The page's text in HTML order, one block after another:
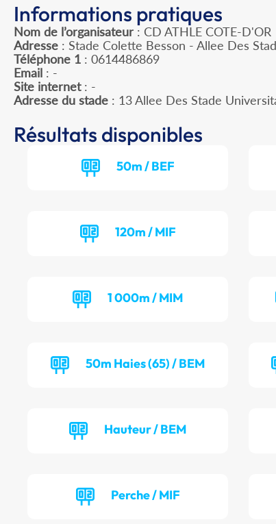
Informations pratiques
Nom de l’organisateur : CD ATHLE COTE-D'OR
Adresse : Stade Colette Besson - Allee Des
Téléphone 1 : 0614486869
Email : -
Site internet: -
Adresse du stade : 13 Allee Des Stade
Résultats disponibles
50m / BEF
120m / MIF
1 000m / MIM
50m Haies (65) / BEM
Hauteur / BEM
Perche / MIF